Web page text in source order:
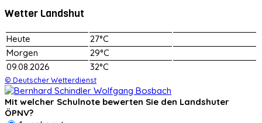
Wetter Landshut
Heute
27°C
Morgen
29°C
09.08.2026
32°C
© Deutscher Wetterdienst
Mit welcher Schulnote bewerten Sie den Landshuter
ÖPNV?